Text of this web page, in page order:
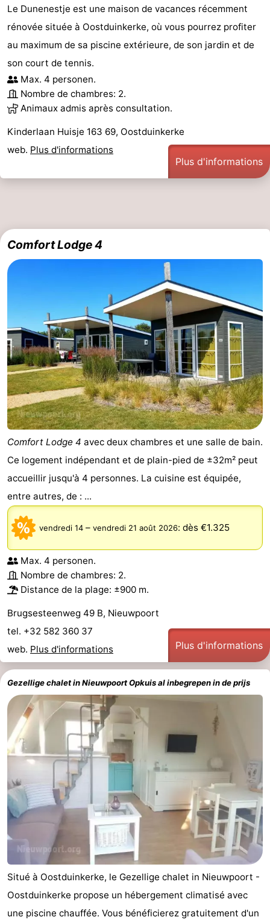
Le Dunenestje est une maison de vacances récemment
rénovée située à Oostduinkerke, où vous pourrez profiter
au maximum de sa piscine extérieure, de son jardin et de
son court de tennis.
Max. 4 personen.
Nombre de chambres: 2.
Animaux admis après consultation.
Kinderlaan Huisje 163 69, Oostduinkerke
web. Plus d'informations
Plus d'informations
Comfort Lodge 4
Comfort Lodge 4 avec deux chambres et une salle de bain.
Ce logement indépendant et de plain-pied de ±32m² peut
accueillir jusqu'à 4 personnes. La cuisine est équipée,
entre autres, de : ...
vendredi 14 – vendredi 21 août 2026: dès €1.325
Max. 4 personen.
Nombre de chambres: 2.
Distance de la plage: ±900 m.
Brugsesteenweg 49 B, Nieuwpoort
tel. +32 582 360 37
web. Plus d'informations Plus d'informations
Gezellige chalet in Nieuwpoort Opkuis al inbegrepen in de prijs
Situé à Oostduinkerke, le Gezellige chalet in Nieuwpoort -
Oostduinkerke propose un hébergement climatisé avec
une piscine chauffée. Vous bénéficierez gratuitement d'un